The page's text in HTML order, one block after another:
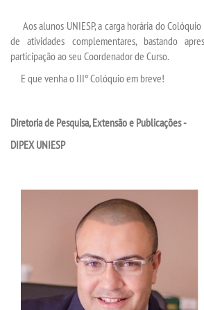
Aos alunos UNIESP, a carga horária do
de atividades complementares, bastando
participação ao seu Coordenador de Curso.
E que venha o III° Colóquio em breve!
Diretoria de Pesquisa, Extensão e Publicações -
DIPEX UNIESP